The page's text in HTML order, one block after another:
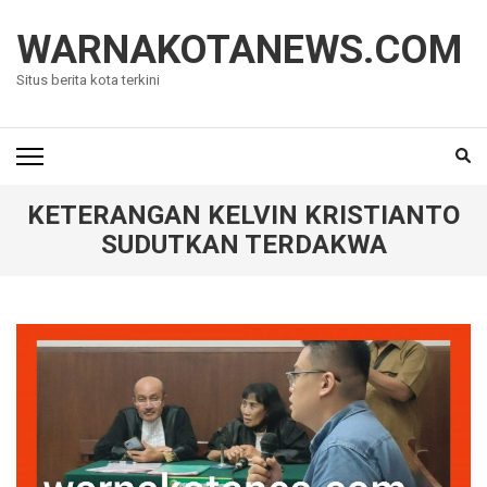
konten
(Tekan
WARNAKOTANEWS.COM
Situs berita kota terkini
KETERANGAN KELVIN KRISTIANTO
SUDUTKAN TERDAKWA